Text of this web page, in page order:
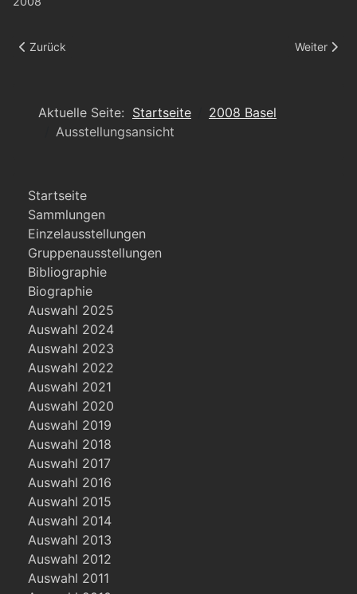
Vorheriger Beitrag: Ausstellungsansicht
Zurück Nächster
Weiter
Aktuelle Seite: Startseite
2008 Basel
Ausstellungsansicht
Startseite
Sammlungen
Einzelausstellungen
Gruppenausstellungen
Bibliographie
Biographie
Auswahl 2025
Auswahl 2024
Auswahl 2023
Auswahl 2022
Auswahl 2021
Auswahl 2020
Auswahl 2019
Auswahl 2018
Auswahl 2017
Auswahl 2016
Auswahl 2015
Auswahl 2014
Auswahl 2013
Auswahl 2012
Auswahl 2011